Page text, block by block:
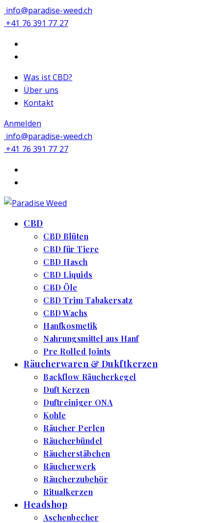
info@paradise-weed.ch
+41 76 391 77 27
Was ist CBD?
Über uns
Kontakt
Anmelden
info@paradise-weed.ch
+41 76 391 77 27
CBD
CBD Blüten
CBD für Tiere
CBD Hasch
CBD Liquids
CBD Öle
CBD Trim Tabakersatz
CBD Wachs
Hanfkosmetik
Nahrungsmittel aus Hanf
Pre Rolled Joints
Räucherwaren & Dukftkerzen
Backflow Räucherkegel
Duft Kerzen
Duftreiniger ONA
Kohle
Räucher Perlen
Räucherbündel
Räucherstäbchen
Räucherwerk
Räucherzubehör
Ritualkerzen
Headshop
Aschenbecher